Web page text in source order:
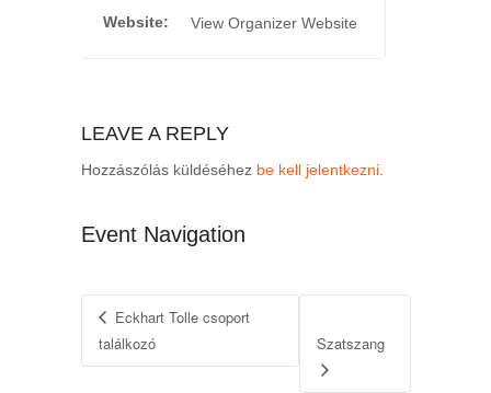
Website: View Organizer Website
LEAVE A REPLY
Hozzászólás küldéséhez be kell jelentkezni.
Event Navigation
Eckhart Tolle csoport
találkozó
Szatszang